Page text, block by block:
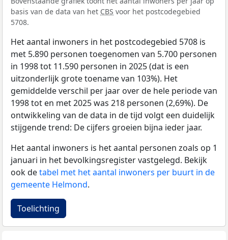
basis van de data van het CBS voor het postcodegebied
5708.
Het aantal inwoners in het postcodegebied 5708 is
met 5.890 personen toegenomen van 5.700 personen
in 1998 tot 11.590 personen in 2025 (dat is een
uitzonderlijk grote toename van 103%). Het
gemiddelde verschil per jaar over de hele periode van
1998 tot en met 2025 was 218 personen (2,69%). De
ontwikkeling van de data in de tijd volgt een duidelijk
stijgende trend: De cijfers groeien bijna ieder jaar.
Het aantal inwoners is het aantal personen zoals op 1
januari in het bevolkingsregister vastgelegd. Bekijk
ook detabel met het aantal inwoners per buurt in de
gemeente Helmond.
Toelichting